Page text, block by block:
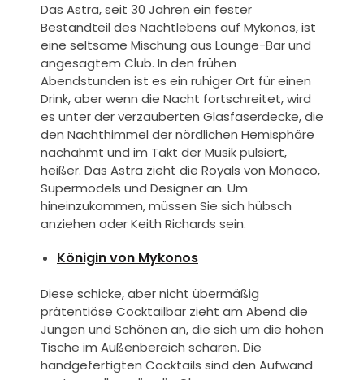
Das Astra, seit 30 Jahren ein fester
Bestandteil des Nachtlebens auf Mykonos, ist
eine seltsame Mischung aus Lounge-Bar und
angesagtem Club. In den frühen
Abendstunden ist es ein ruhiger Ort für einen
Drink, aber wenn die Nacht fortschreitet, wird
es unter der verzauberten Glasfaserdecke, die
den Nachthimmel der nördlichen Hemisphäre
nachahmt und im Takt der Musik pulsiert,
heißer. Das Astra zieht die Royals von Monaco,
Supermodels und Designer an. Um
hineinzukommen, müssen Sie sich hübsch
anziehen oder Keith Richards sein.
Königin von Mykonos
Diese schicke, aber nicht übermäßig
prätentiöse Cocktailbar zieht am Abend die
Jungen und Schönen an, die sich um die hohen
Tische im Außenbereich scharen. Die
handgefertigten Cocktails sind den Aufwand